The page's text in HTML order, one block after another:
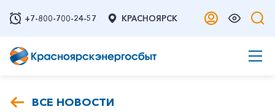
+7-800-700-24-57 КРАСНОЯРСК
ВСЕ НОВОСТИ